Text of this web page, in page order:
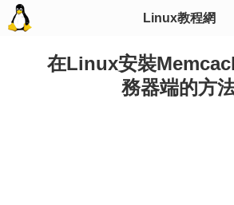
Linux教程網
在Linux安裝
務器端的方